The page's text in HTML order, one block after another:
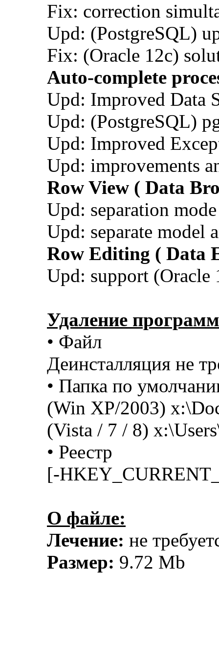
Fix: correction
Upd: (PostgreSQL)
Fix: (Oracle 12c)
Auto-complete
Upd: Improved Data
Upd: (PostgreSQL)
Upd: Improved
Upd: improvements
Row View ( Data
Upd: separation
Upd: separate model
Row Editing ( Data
Upd: support
Удаление
• Файл
Деинсталляция не
• Папка по
(Win XP/2003)
(Vista / 7 / 8)
• Реестр
[-
О файле:
Лечение: не
Размер: 9.72 Mb